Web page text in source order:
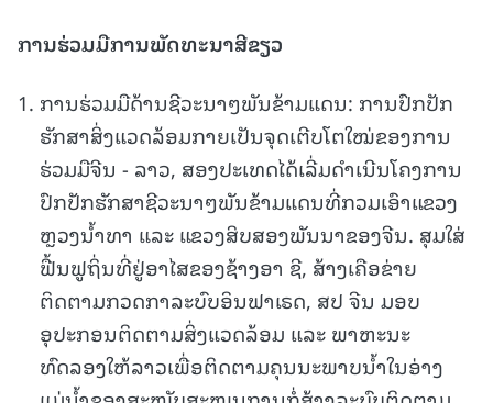
ການຮ່ວມມືການພັດທະນາສີຂຽວ
ການຮ່ວມມືດ້ານຊີວະນາໆພັນຂ້າມແດນ: ການປົກປັກ
ຮັກສາສິ່ງແວດລ້ອມກາຍເປັນຈຸດເຕີບໂຕໃໝ່ຂອງການ
ຮ່ວມມືຈີນ - ລາວ, ສອງປະເທດໄດ້ເລີ່ມດຳເນີນໂຄງການ
ປົກປັກຮັກສາຊີວະນາໆພັນຂ້າມແດນທີ່ກວມເອົາແຂວງ
ຫຼວງນ້ຳທາ ແລະ ແຂວງສິບສອງພັນນາຂອງຈີນ. ສຸມໃສ່
ຟື້ນຟູຖິ່ນທີ່ຢູ່ອາໄສຂອງຊ້າງອາ ຊີ, ສ້າງເຄືອຂ່າຍ
ຕິດຕາມກວດກາລະບົບອິນຟາເຣດ, ສປ ຈີນ ມອບ
ອຸປະກອນຕິດຕາມສິ່ງແວດລ້ອມ ແລະ ພາຫະນະ
ທົດລອງໃຫ້ລາວເພື່ອຕິດຕາມຄຸນນະພາບນໍ້າໃນອ່າງ